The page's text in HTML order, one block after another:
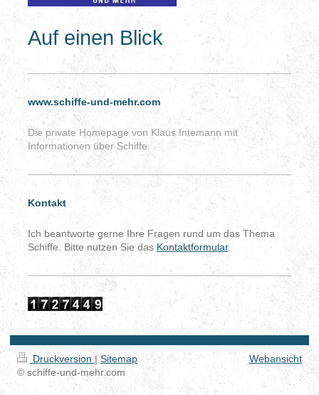
Auf einen Blick
www.schiffe-und-mehr.com
Die private Homepage von Klaus Intemann mit
Informationen über Schiffe.
Kontakt
Ich beantworte gerne Ihre Fragen rund um das Thema
Schiffe. Bitte nutzen Sie das Kontaktformular.
Druckversion | Sitemap
© schiffe-und-mehr.com
Webansicht